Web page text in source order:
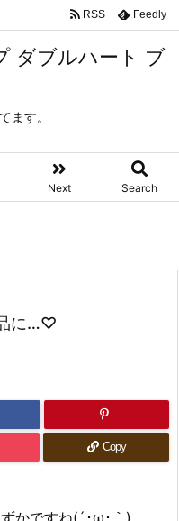
ダブルハート ブ
ます。
Next Search
RSS Feedly
に…♡
Copy
かですね(´･ω･｀)